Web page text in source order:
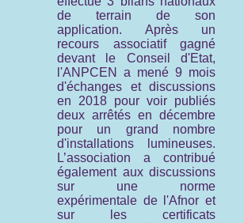
de terrain de son
application. Après un
recours associatif gagné
devant le Conseil d'Etat,
l'ANPCEN a mené 9 mois
d'échanges et discussions
en 2018 pour voir publiés
deux arrêtés en décembre
pour un grand nombre
d'installations lumineuses.
L’association a contribué
également aux discussions
sur une norme
expérimentale de l'Afnor et
sur les certificats